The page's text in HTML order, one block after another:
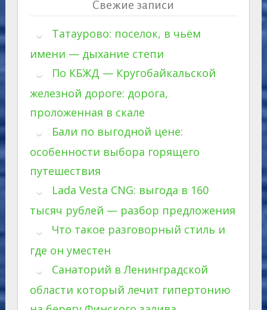
Свежие записи
Татаурово: поселок, в чьём
имени — дыхание степи
По КБЖД — Кругобайкальской
железной дороге: дорога,
проложенная в скале
Бали по выгодной цене:
особенности выбора горящего
путешествия
Lada Vesta CNG: выгода в 160
тысяч рублей — разбор предложения
Что такое разговорный стиль и
где он уместен
Санаторий в Ленинградской
области который лечит гипертонию